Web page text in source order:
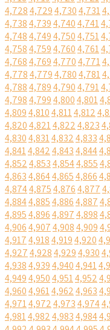
4,7284,7294,7304,731
4,7384,7394,7404,741
4,7484,7494,7504,751
4,7584,7594,7604,761
4,7684,7694,7704,771
4,7784,7794,7804,781
4,7884,7894,7904,791
4,7984,7994,8004,801
4,8094,8104,8114,812
4,8204,8214,8224,823
4,8304,8314,8324,833
4,8414,8424,8434,844
4,8524,8534,8544,855
4,8634,8644,8654,866
4,8744,8754,8764,877
4,8844,8854,8864,887
4,8954,8964,8974,898
4,9064,9074,9084,909
4,9174,9184,9194,920
4,9274,9284,9294,930
4,9384,9394,9404,941
4,9494,9504,9514,952
4,9604,9614,9624,963
4,9714,9724,9734,974
4,9814,9824,9834,984